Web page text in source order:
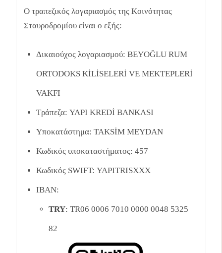
Ο τραπεζικός λογαριασμός της Κοινότητας
Σταυροδρομίου είναι ο εξής:
Δικαιούχος λογαριασμού: BEYOĞLU RUM
ORTODOKS KİLİSELERİ VE MEKTEPLERİ
VAKFI
Τράπεζα: YAPI KREDİ BANKASI
Υποκατάστημα: TAKSİM MEYDAN
Κωδικός υποκαταστήματος: 457
Κωδικός SWIFT: YAPITRISXXX
IBAN:
TRY: TR06 0006 7010 0000 0048 5325
82